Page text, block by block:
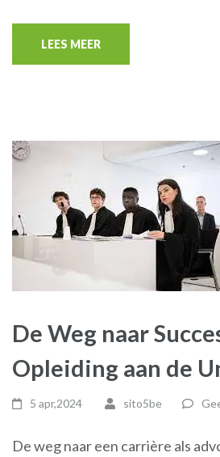
LEES MEER
De Weg naar
Opleiding aan de
5 apr,2024 sito5be
De weg naar een carrière als